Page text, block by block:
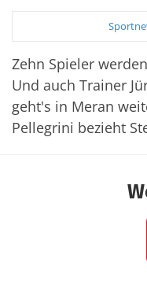
Zehn Spieler
Und auch Trainer
geht's in Meran
Pellegrini bezieht